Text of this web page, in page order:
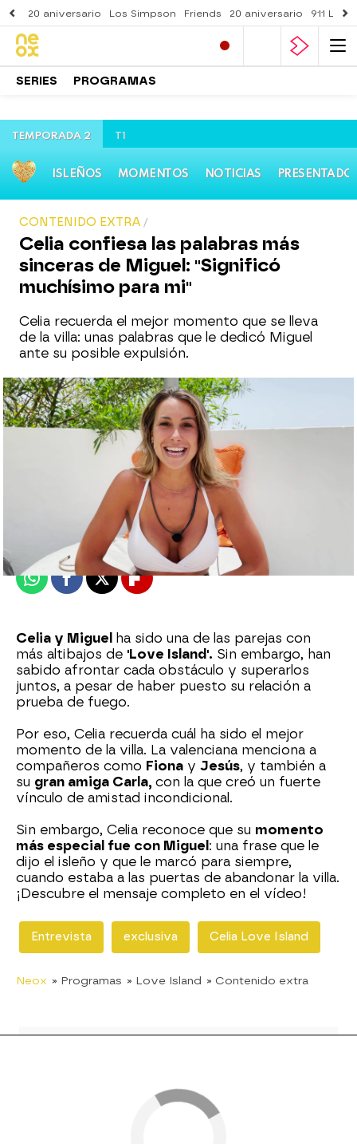
20 aniversario Los Simpson Friends 20 aniversario 911
SERIES PROGRAMAS
TEMPORADA 2 T1
ISLEÑOS MOMENTOS NOTICIAS
CONTENIDO EXTRA
Celia confiesa las palabras más
sinceras de Miguel: "Significó
muchísimo para mi"
Celia recuerda el mejor momento que se lleva
de la villa: unas palabras que le dedicó Miguel
ante su posible expulsión.
Madrid
Publicado: 20 de mayo de 2021, 19:30
WhatsappFacebook
X Flipboard
Celia y Miguel
ha sido una de las parejas con
más altibajos de 'Love Island'. Sin embargo, han
sabido afrontar cada obstáculo y superarlos
juntos, a pesar de haber puesto su relación a
prueba de fuego.
Por eso, Celia recuerda cuál ha sido el mejor
momento de la villa. La valenciana menciona a
compañeros como Fiona y Jesús, y también a
su gran amiga Carla, con la que creó un fuerte
vínculo de amistad incondicional.
Sin embargo, Celia reconoce que su momento
más especial fue con Miguel : una frase que le
dijo el isleño y que le marcó para siempre,
cuando estaba a las puertas de abandonar la villa.
¡Descubre el mensaje completo en el vídeo!
Entrevista exclusiva Celia Love Island
Neox » Programas » Love Island » Contenido extra